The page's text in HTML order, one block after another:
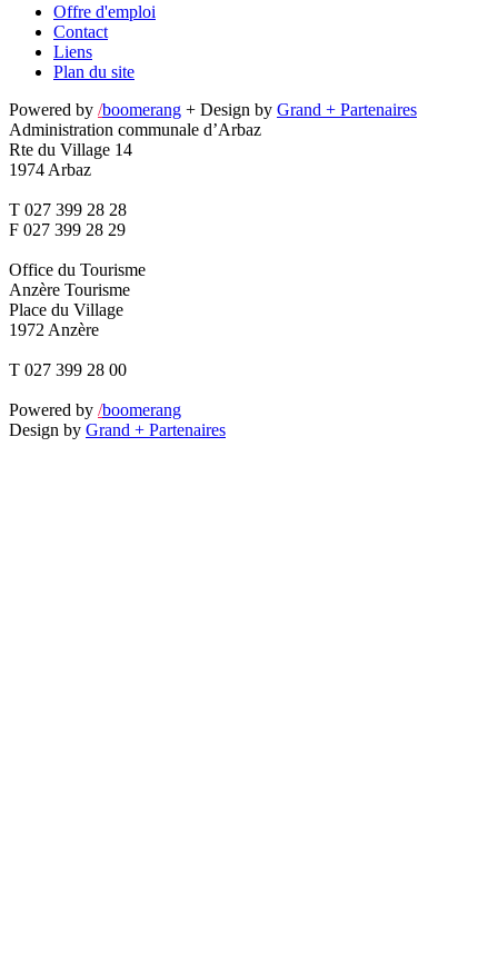
Offre d'emploi
Contact
Liens
Plan du site
Powered by /boomerang + Design by Grand + Partenaires
Administration communale d’Arbaz
Rte du Village 14
1974 Arbaz
T 027 399 28 28
F 027 399 28 29
Office du Tourisme
Anzère Tourisme
Place du Village
1972 Anzère
T 027 399 28 00
Powered by /boomerang
Design by Grand + Partenaires